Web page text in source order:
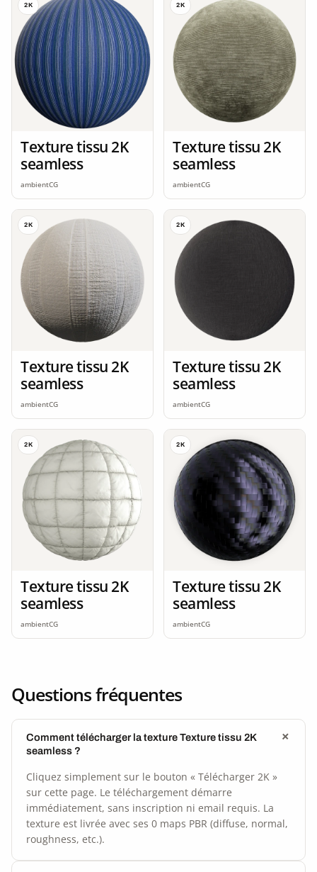
2K
Texture tissu 2K
seamless
ambientCG
2K
Texture tissu 2K
seamless
ambientCG
2K
Texture tissu 2K
seamless
ambientCG
2K
Texture tissu 2K
seamless
ambientCG
2K
Texture tissu 2K
seamless
ambientCG
2K
Texture tissu 2K
seamless
ambientCG
Questions fréquentes
Comment télécharger la texture Texture tissu 2K
seamless ?
Cliquez simplement sur le bouton « Télécharger 2K »
sur cette page. Le téléchargement démarre
immédiatement, sans inscription ni email requis. La
texture est livrée avec ses 0 maps PBR (diffuse, normal,
roughness, etc.).